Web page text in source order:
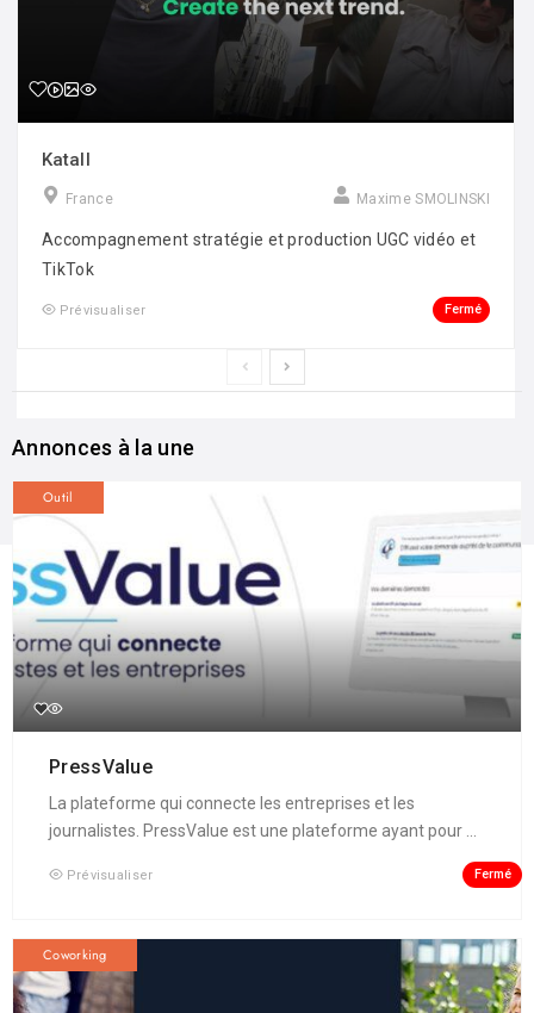
Katall
France Maxime SMOLINSKI
Accompagnement stratégie et production UGC vidéo et
TikTok
Prévisualiser Fermé
Annonces à la une
Outil
PressValue
La plateforme qui connecte les entreprises et les
journalistes. PressValue est une plateforme ayant pour ...
Prévisualiser Fermé
Coworking